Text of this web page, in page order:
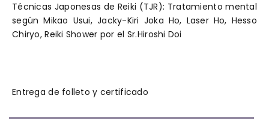
Técnicas Japonesas de Reiki (TJR): Tratamiento mental
según Mikao Usui, Jacky-Kiri Joka Ho, Laser Ho, Hesso
Chiryo, Reiki Shower por el Sr.Hiroshi Doi
Entrega de folleto y certificado